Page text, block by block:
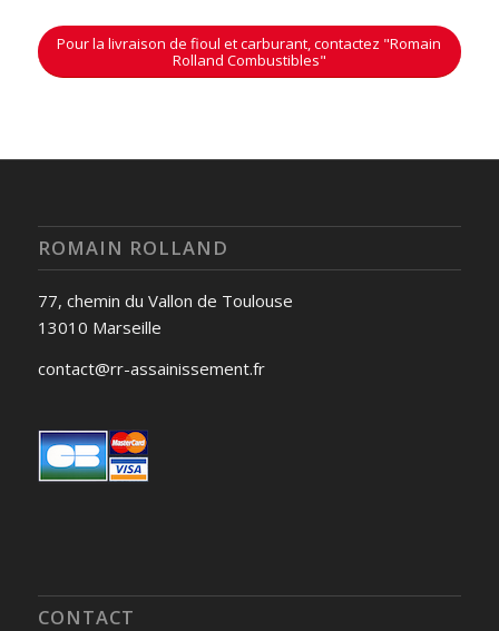
Pour la livraison de fioul et carburant, contactez "Romain
Rolland Combustibles"
ROMAIN ROLLAND
77, chemin du Vallon de Toulouse
13010 Marseille
contact@rr-assainissement.fr
CONTACT